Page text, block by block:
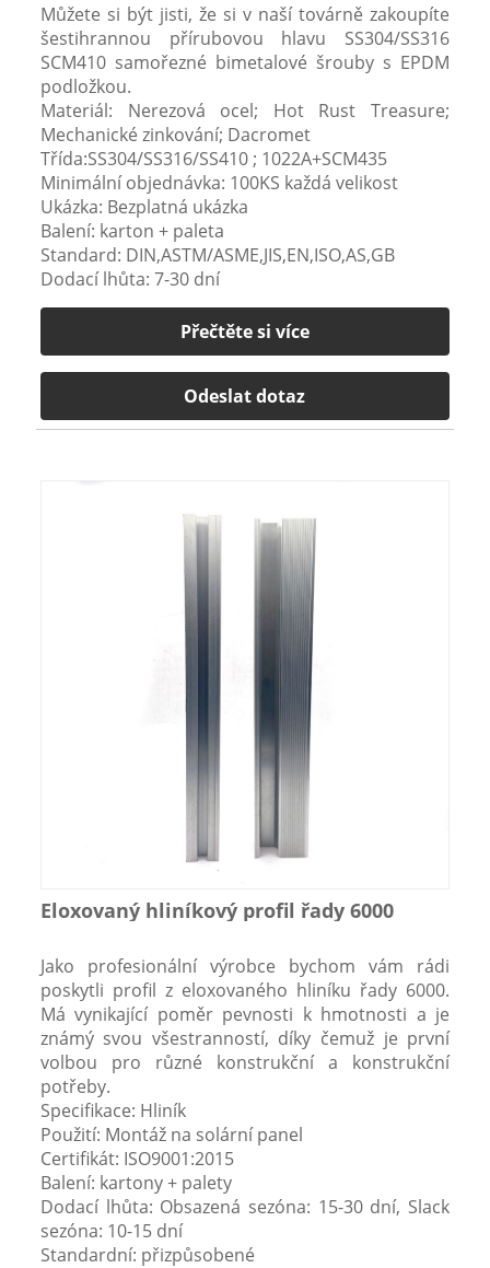
Můžete si být jisti, že si v naší továrně zakoupíte
šestihrannou přírubovou hlavu SS304/SS316
SCM410 samořezné bimetalové šrouby s EPDM
podložkou.
Materiál: Nerezová ocel; Hot Rust Treasure;
Mechanické zinkování; Dacromet
Třída:SS304/SS316/SS410 ; 1022A+SCM435
Minimální objednávka: 100KS každá velikost
Ukázka: Bezplatná ukázka
Balení: karton + paleta
Standard: DIN,ASTM/ASME,JIS,EN,ISO,AS,GB
Dodací lhůta: 7-30 dní
Přečtěte si více
Odeslat dotaz
Eloxovaný hliníkový profil řady 6000
Jako profesionální výrobce bychom vám rádi
poskytli profil z eloxovaného hliníku řady 6000.
Má vynikající poměr pevnosti k hmotnosti a je
známý svou všestranností, díky čemuž je první
volbou pro různé konstrukční a konstrukční
potřeby.
Specifikace: Hliník
Použití: Montáž na solární panel
Certifikát: ISO9001:2015
Balení: kartony + palety
Dodací lhůta: Obsazená sezóna: 15-30 dní, Slack
sezóna: 10-15 dní
Standardní: přizpůsobené